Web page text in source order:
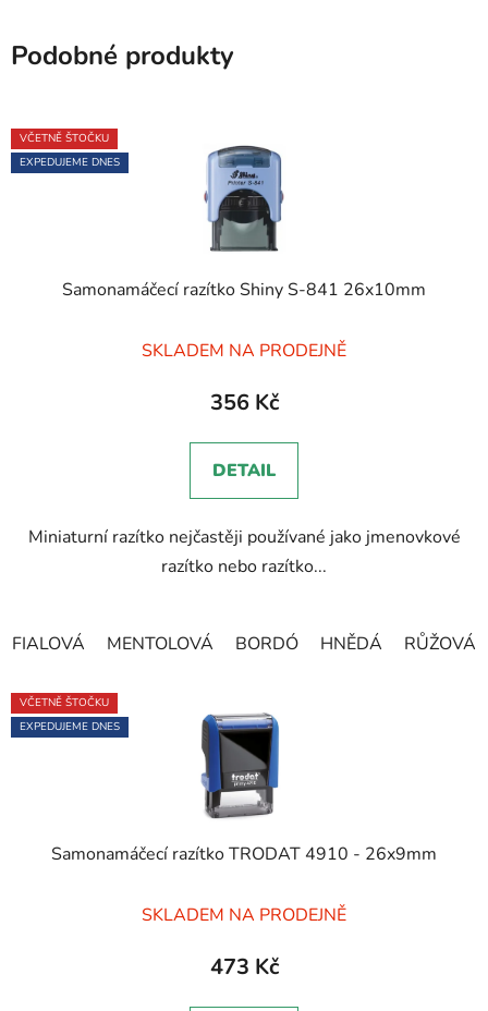
Podobné produkty
VČETNĚ ŠTOČKU
EXPEDUJEME DNES
Samonamáčecí razítko Shiny S-841 26x10mm
hodnocení
produktu
5,0
z
hvězdiček.
SKLADEM NA PRODEJNĚ
356 Kč
DETAIL
Miniaturní razítko nejčastěji používané jako jmenovkové
razítko nebo razítko...
FIALOVÁ MENTOLOVÁ BORDÓ HNĚDÁ RŮŽOVÁ
VČETNĚ ŠTOČKU
EXPEDUJEME DNES
Samonamáčecí razítko TRODAT 4910 - 26x9mm
hodnocení
produktu
SKLADEM NA PRODEJNĚ
473 Kč